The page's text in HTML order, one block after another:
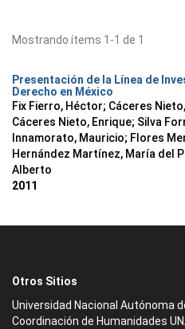
Mostrando ítems 1-1 de 1
Presentación de la Línea de
Derecho en México
Fix Fierro, Héctor; Cáceres
Cáceres Nieto, Enrique; Silva
Innamorato, Mauricio; Flores
Hernández Martínez, María del
Alberto
2011
Otros Sitios
Universidad Nacional Autónoma
Coordinación de Humanidades